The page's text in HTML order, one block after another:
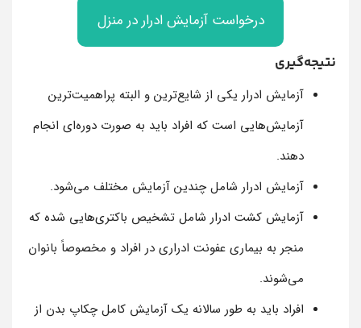
درخواست آزمایش ادرار در منزل
نتیجه‌گیری
آزمایش ادرار یکی از شایع‌ترین و البته پراهمیت‌ترین
آزمایش‌هایی است که افراد باید به صورت دوره‌ای انجام
دهند.
آزمایش ادرار شامل چندین آزمایش مختلف می‌شود.
آزمایش کشت ادرار شامل تشخیص باکتری‌هایی شده که
منجر به بیماری عفونت ادراری در افراد و مخصوصاً بانوان
می‌شوند.
افراد باید به طور سالانه یک آزمایش کامل چکاپ بدن از